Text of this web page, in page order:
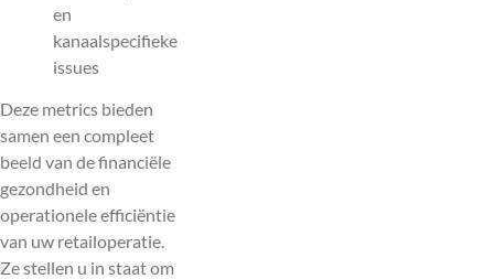
en
kanaalspecifieke
issues
Deze metrics bieden
samen een compleet
beeld van de financiële
gezondheid en
operationele efficiëntie
van uw retailoperatie.
Ze stellen u in staat om